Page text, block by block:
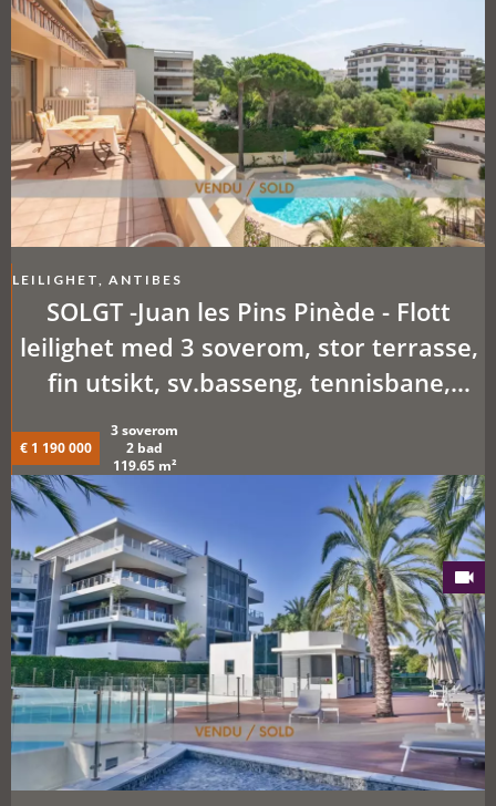
LEILIGHET, ANTIBES
SOLGT -Juan les Pins Pinède - Flott
leilighet med 3 soverom, stor terrasse,
fin utsikt, sv.basseng, tennisbane,
garasjeplass et stenkast fra strendene
€ 1 190 000
3 soverom
2 bad
119.65 m²